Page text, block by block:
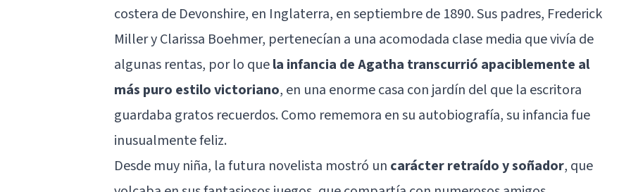
costera de Devonshire, en Inglaterra, en septiembre de 1890. Sus padres, Frederick
Miller y Clarissa Boehmer, pertenecían a una acomodada clase media que vivía de
algunas rentas, por lo quela infancia de Agatha transcurrió apaciblemente al
más puro estilo victoriano, en una enorme casa con jardín del que la escritora
guardaba gratos recuerdos. Como rememora en su autobiografía, su infancia fue
inusualmente feliz.
Desde muy niña, la futura novelista mostró un carácter retraído y soñador, que